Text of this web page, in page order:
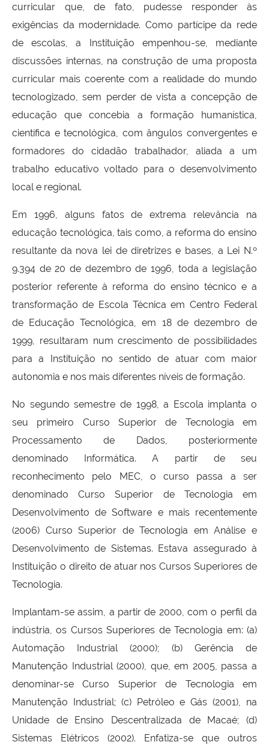
curricular que, de fato, pudesse responder às
exigências da modernidade. Como partícipe da rede
de escolas, a Instituição empenhou-se, mediante
discussões internas, na construção de uma proposta
curricular mais coerente com a realidade do mundo
tecnologizado, sem perder de vista a concepção de
educação que concebia a formação humanística,
científica e tecnológica, com ângulos convergentes e
formadores do cidadão trabalhador, aliada a um
trabalho educativo voltado para o desenvolvimento
local e regional.
Em 1996, alguns fatos de extrema relevância na
educação tecnológica, tais como, a reforma do ensino
resultante da nova lei de diretrizes e bases, a Lei N.º
9.394 de 20 de dezembro de 1996, toda a legislação
posterior referente à reforma do ensino técnico e a
transformação de Escola Técnica em Centro Federal
de Educação Tecnológica, em 18 de dezembro de
1999, resultaram num crescimento de possibilidades
para a Instituição no sentido de atuar com maior
autonomia e nos mais diferentes níveis de formação.
No segundo semestre de 1998, a Escola implanta o
seu primeiro Curso Superior de Tecnologia em
Processamento de Dados, posteriormente
denominado Informática. A partir de seu
reconhecimento pelo MEC, o curso passa a ser
denominado Curso Superior de Tecnologia em
Desenvolvimento de Software e mais recentemente
(2006) Curso Superior de Tecnologia em Análise e
Desenvolvimento de Sistemas. Estava assegurado à
Instituição o direito de atuar nos Cursos Superiores de
Tecnologia.
Implantam-se assim, a partir de 2000, com o perfil da
indústria, os Cursos Superiores de Tecnologia em: (a)
Automação Industrial (2000); (b) Gerência de
Manutenção Industrial (2000), que, em 2005, passa a
denominar-se Curso Superior de Tecnologia em
Manutenção Industrial; (c) Petróleo e Gás (2001), na
Unidade de Ensino Descentralizada de Macaé; (d)
Sistemas Elétricos (2002). Enfatiza-se que outros